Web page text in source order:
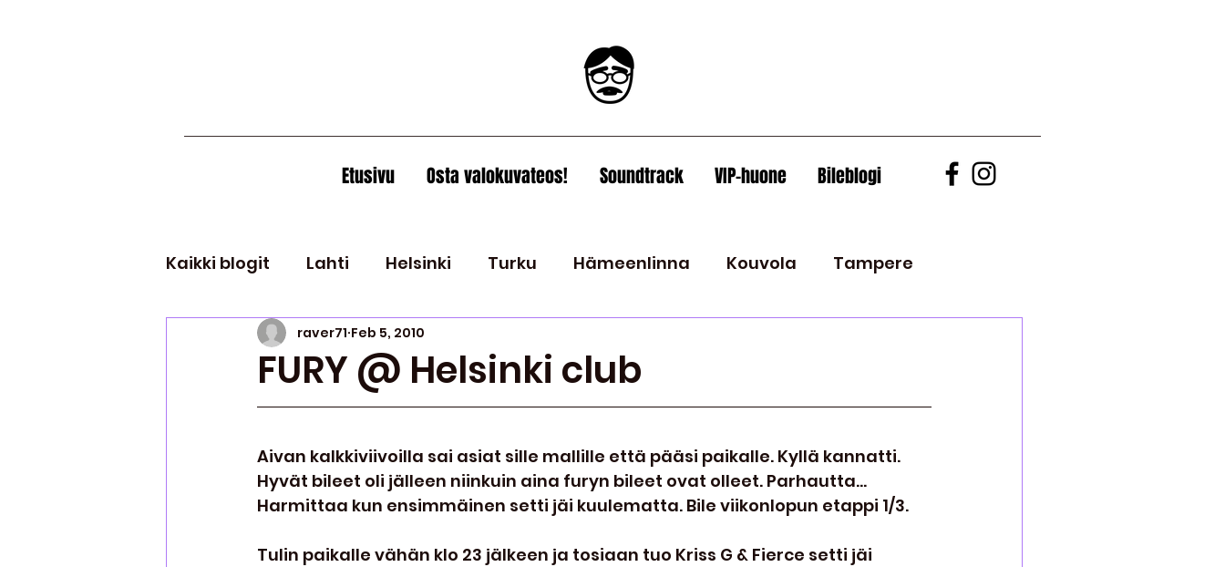
Etusivu Osta valokuvateos! Soundtrack VIP-huone Bileblogi
Kaikki blogit Lahti Helsinki Turku Hämeenlinna Kouvola Tampere
Muut bilekaupungit Joensuu
2012
FURY @ Helsinki club
raver71 Feb 5, 2010
Aivan kalkkiviivoilla sai asiat sille mallille että pääsi paikalle. Kyllä kannatti.
Hyvät bileet oli jälleen niinkuin aina furyn bileet ovat olleet. Parhautta...
Harmittaa kun ensimmäinen setti jäi kuulematta. Bile viikonlopun etappi 1/3.
Tulin paikalle vähän klo 23 jälkeen ja tosiaan tuo Kriss G & Fierce setti jäi